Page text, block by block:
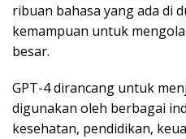
ribuan bahasa yang ada di
kemampuan untuk
besar.
GPT-4 dirancang untuk
digunakan oleh berbagai
kesehatan, pendidikan,